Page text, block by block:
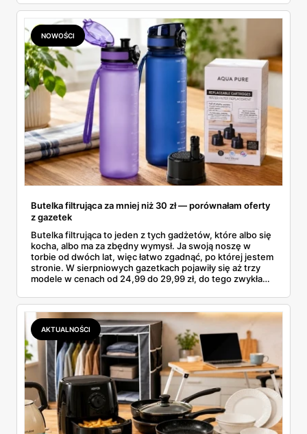
znalazłam, z cenami i terminami.
NOWOŚCI
Butelka filtrująca za mniej niż 30 zł — porównałam oferty
z gazetek
Butelka filtrująca to jeden z tych gadżetów, które albo się
kocha, albo ma za zbędny wymysł. Ja swoją noszę w
torbie od dwóch lat, więc łatwo zgadnąć, po której jestem
stronie. W sierpniowych gazetkach pojawiły się aż trzy
modele w cenach od 24,99 do 29,99 zł, do tego zwykła
wszystkie oferty i policzyłam, kiedy taki zakup faktycznie
się opłaca.
AKTUALNOŚCI